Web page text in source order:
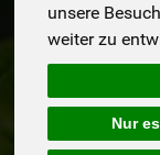
unsere
weiter zu
Nur